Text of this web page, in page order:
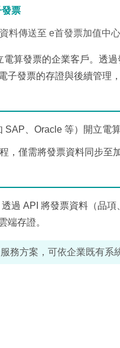
發票
料傳送至 e首發票加值中心
電算發票的企業客戶。透
子發票的存證與後續管理
SAP、Oracle 等）開立電
，僅需將發票資料同步至
過 API 將發票資料（品
端存證。
務方案，可依企業既有